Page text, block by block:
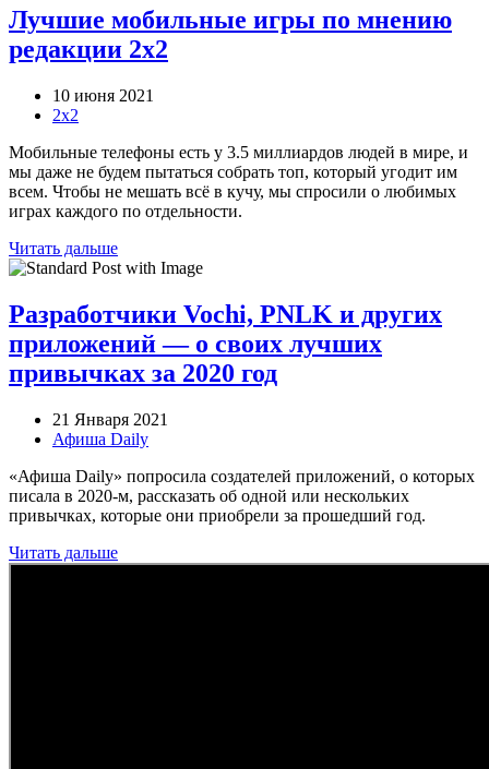
Лучшие мобильные игры по мнению
редакции 2х2
10 июня 2021
2х2
Мобильные телефоны есть у 3.5 миллиардов людей в мире, и
мы даже не будем пытаться собрать топ, который угодит им
всем. Чтобы не мешать всё в кучу, мы спросили о любимых
играх каждого по отдельности.
Читать дальше
Разработчики Vochi, PNLK и других
приложений — о своих лучших
привычках за 2020 год
21 Января 2021
Афиша Daily
«Афиша Daily» попросила создателей приложений, о которых
писала в 2020-м, рассказать об одной или нескольких
привычках, которые они приобрели за прошедший год.
Читать дальше